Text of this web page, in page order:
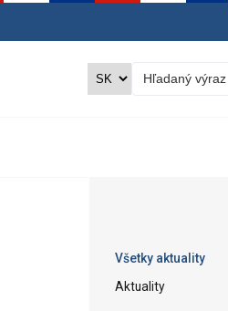
Všetky aktuality
Aktuality